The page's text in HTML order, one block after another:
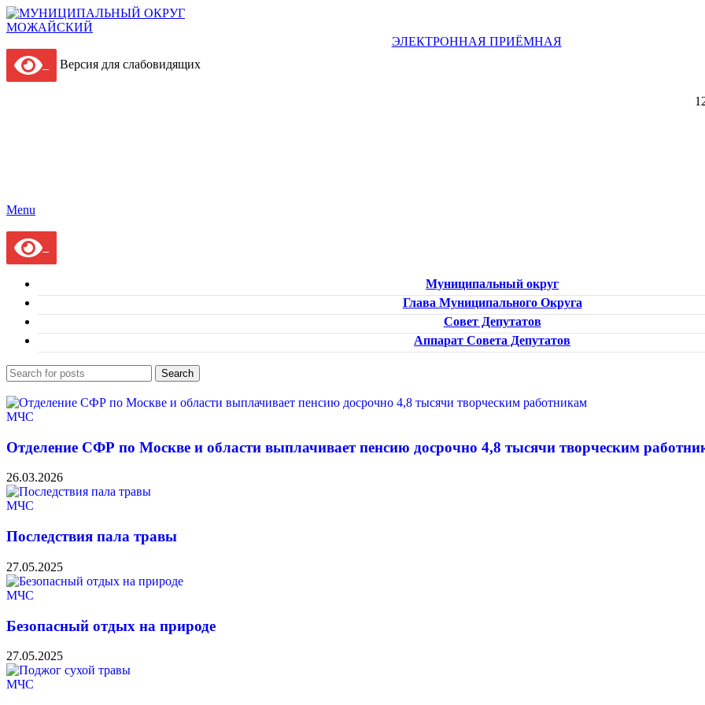
ЭЛЕКТРОННАЯ ПРИЁМНАЯ
Версия для слабовидящих
Menu
Муниципальный округ
Глава Муниципального Округа
Совет Депутатов
Аппарат Совета Депутатов
Search
МЧС
Отделение СФР по Москве и области выплачивает пенсию досрочно 4,8 тысячи творческим
26.03.2026
МЧС
Последствия пала травы
27.05.2025
МЧС
Безопасный отдых на природе
27.05.2025
МЧС